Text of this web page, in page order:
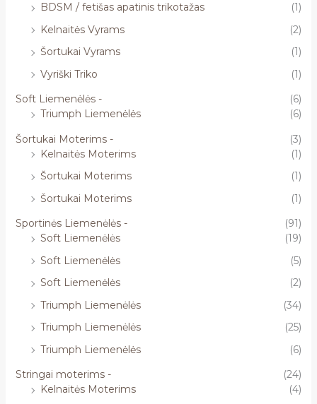
BDSM / fetišas apatinis trikotažas
(1)
Kelnaitės Vyrams
(2)
Šortukai Vyrams
(1)
Vyriški Triko
(1)
Soft Liemenėlės -
(6)
Triumph Liemenėlės
(6)
Šortukai Moterims -
(3)
Kelnaitės Moterims
(1)
Šortukai Moterims
(1)
Šortukai Moterims
(1)
Sportinės Liemenėlės -
(91)
Soft Liemenėlės
(19)
Soft Liemenėlės
(5)
Soft Liemenėlės
(2)
Triumph Liemenėlės
(34)
Triumph Liemenėlės
(25)
Triumph Liemenėlės
(6)
Stringai moterims -
(24)
Kelnaitės Moterims
(4)